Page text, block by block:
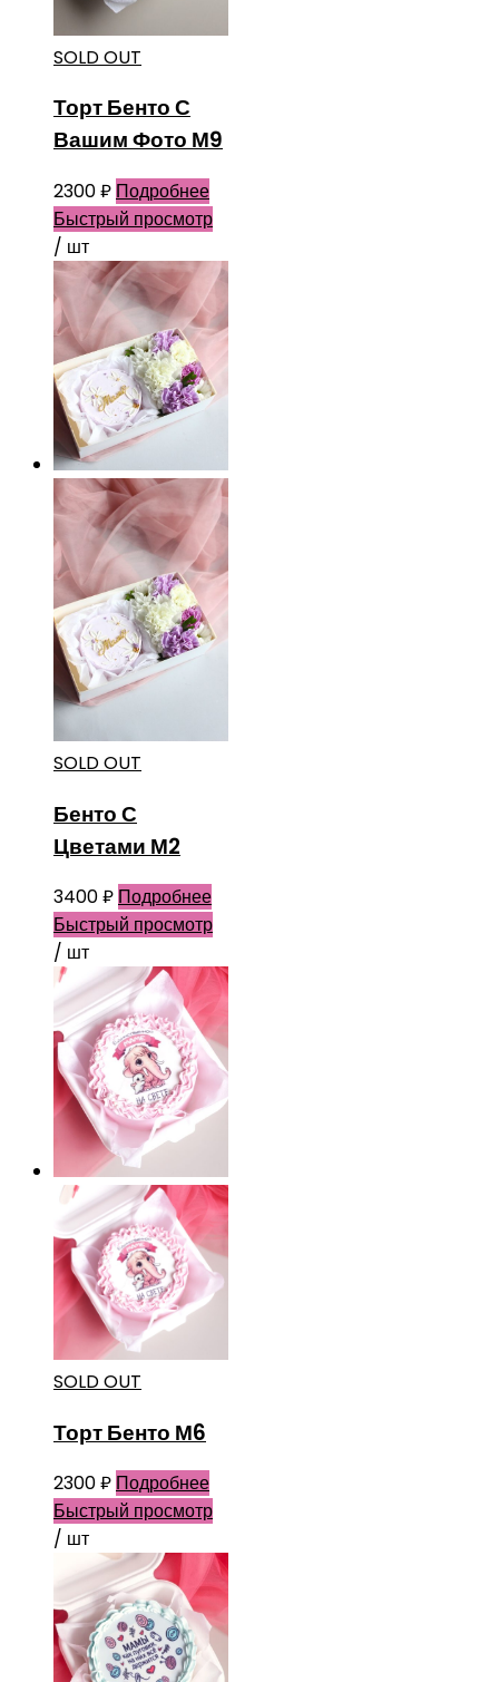
SOLD OUT
Торт Бенто С
Вашим Фото М9
2300₽ Подробнее
Быстрый просмотр
/ шт
SOLD OUT
Бенто С
Цветами М2
3400₽ Подробнее
Быстрый просмотр
/ шт
SOLD OUT
Торт Бенто М6
2300₽ Подробнее
Быстрый просмотр
/ шт